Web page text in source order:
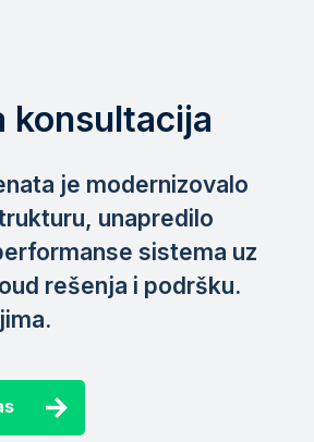
konsultacija
je modernizovalo
unapredilo
sistema uz
rešenja i podršku.